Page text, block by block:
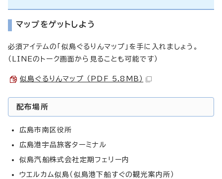
マップをゲットしよう
必須アイテムの「似島ぐるりんマップ」を手に入れましょう。
（LINEのトーク画面から見ることも可能です）
似島ぐるりんマップ （PDF 5.8MB）
配布場所
広島市南区役所
広島港宇品旅客ターミナル
似島汽船株式会社定期フェリー内
ウエルカム似島（似島港下船すぐの観光案内所）